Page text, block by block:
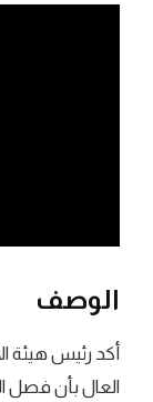
الوصف
أكد رئيس هيئة
العال بأن فصل